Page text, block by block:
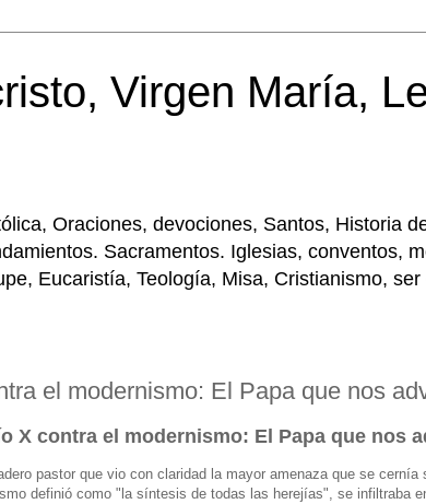
Virgen María,
Oraciones, devociones, Santos, Historia
Sacramentos. Iglesias, conventos,
Eucaristía, Teología, Misa, Cristianismo,
el modernismo: El Papa que nos
X contra el modernismo: El Papa que nos
pastor que vio con claridad la mayor amenaza que se cernía
definió como "la síntesis de todas las herejías", se infiltraba